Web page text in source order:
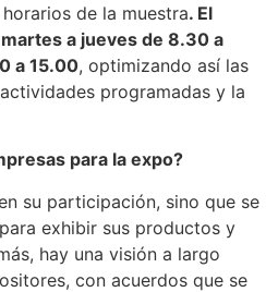
de la muestra. El
a jueves de 8.30 a
a 15.00, optimizando así las
programadas y la
para la expo?
su participación, sino que se
exhibir sus productos y
hay una visión a largo
con acuerdos que se